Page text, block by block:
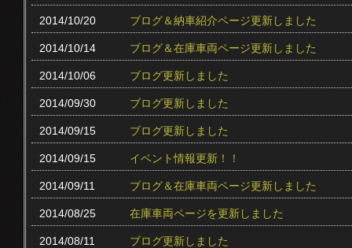
2014/10/20 ブログ＆納車紹介ページ更新しました
2014/10/14 ブログ＆在庫車両ページ更新しました
2014/10/06 ブログ更新しました
2014/09/30 ブログ更新しました
2014/09/15 ブログ更新しました
2014/09/15 イベント情報更新！！
2014/09/11 ブログ＆在庫車両ページ更新しました
2014/08/25 在庫車両ページを更新しました
2014/08/11 ブログ更新しました